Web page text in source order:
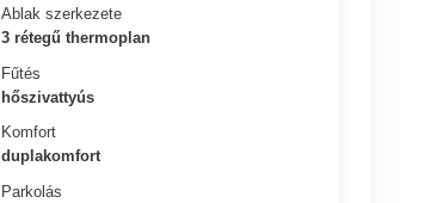
Ablak szerkezete
3 rétegű thermoplan
Fűtés
hőszivattyús
Komfort
duplakomfort
Parkolás